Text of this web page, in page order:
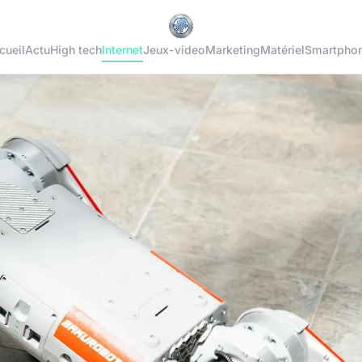
ActuHigh techInternetJeux-videoMarketingMatériel